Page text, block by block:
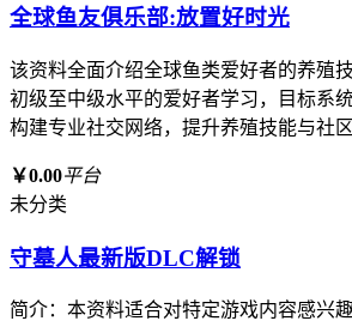
全球鱼友俱乐部:放置好时光
该资料全面介绍全球鱼类爱好者的养殖
初级至中级水平的爱好者学习，目标系
构建专业社交网络，提升养殖技能与社
￥0.00平台
未分类
守墓人最新版DLC解锁
简介：本资料适合对特定游戏内容感兴